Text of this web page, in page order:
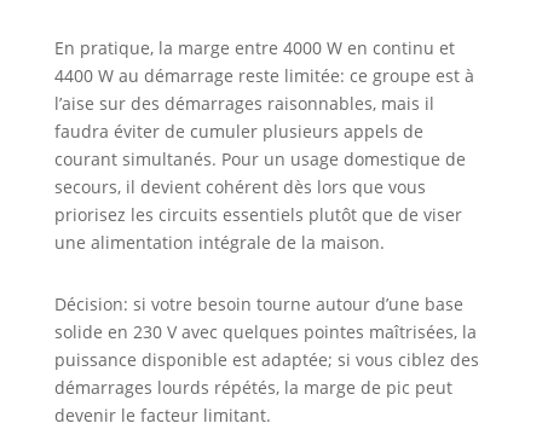
et 1 prise 12V DC
5A; Protection
contre les
surcharges et
système d’alerte
sonore si niveau
d’huile faible,
crochets support
pour rallonge
Facilement
transportable sur
tous les sols grâce
aux grandes roues
et poignées
En pratique, la marge entre 4000 W en continu et
4400 W au démarrage reste limitée: ce groupe est à
l’aise sur des démarrages raisonnables, mais il
faudra éviter de cumuler plusieurs appels de
courant simultanés. Pour un usage domestique de
secours, il devient cohérent dès lors que vous
priorisez les circuits essentiels plutôt que de viser
une alimentation intégrale de la maison.
Décision: si votre besoin tourne autour d’une base
solide en 230 V avec quelques pointes maîtrisées, la
puissance disponible est adaptée; si vous ciblez des
démarrages lourds répétés, la marge de pic peut
devenir le facteur limitant.